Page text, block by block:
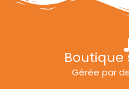
Boutique
Gérée par